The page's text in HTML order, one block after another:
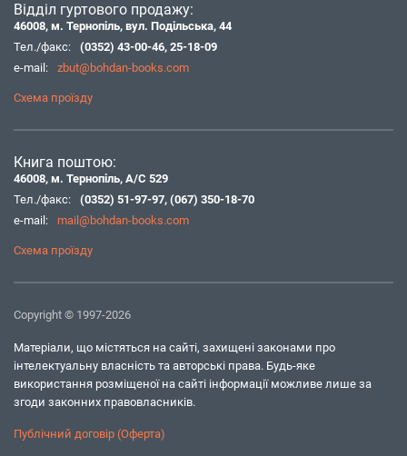
Відділ гуртового продажу:
46008, м. Тернопіль, вул. Подільська, 44
Тел./факс:
(0352) 43-00-46, 25-18-09
e-mail:
zbut@bohdan-books.com
Схема проїзду
Книга поштою:
46008, м. Тернопіль, А/С 529
Тел./факс:
(0352) 51-97-97, (067) 350-18-70
e-mail:
mail@bohdan-books.com
Схема проїзду
Copyright © 1997-2026
Матеріали, що містяться на сайті, захищені законами про
інтелектуальну власність та авторські права. Будь-яке
використання розміщеної на сайті інформації можливе лише за
згоди законних правовласників.
Публічний договір (Оферта)